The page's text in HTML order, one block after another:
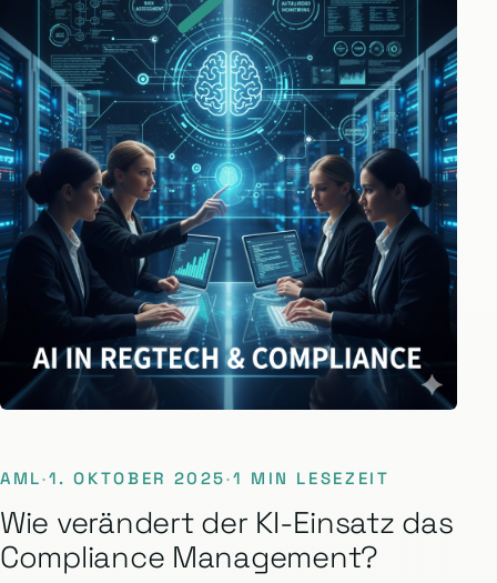
AML·1. OKTOBER 2025·1 MIN LESEZEIT
Wie verändert der KI-Einsatz das
Compliance Management?